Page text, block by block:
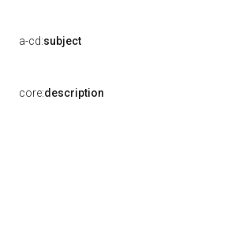
a-cd:subject
core:description